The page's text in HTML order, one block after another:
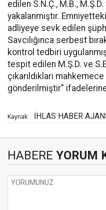
edilen S.N.Ç., M.B.,
yakalanmıştır.
adliyeye sevk edilen
Savcılığınca serbest
kontrol tedbiri
tespit edilen M.Ş.D. ve
çıkarıldıkları
gönderilmiştir"
Kaynak: İHLAS HABER
HABERE YORUM